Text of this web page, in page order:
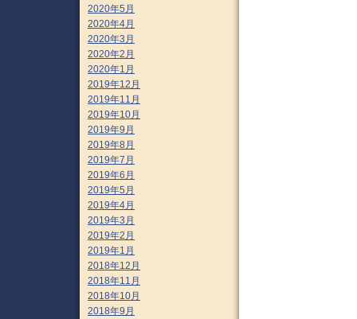
2020年5月
2020年4月
2020年3月
2020年2月
2020年1月
2019年12月
2019年11月
2019年10月
2019年9月
2019年8月
2019年7月
2019年6月
2019年5月
2019年4月
2019年3月
2019年2月
2019年1月
2018年12月
2018年11月
2018年10月
2018年9月